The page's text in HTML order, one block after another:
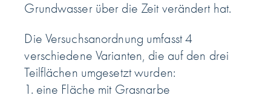
Grundwasser über die Zeit verändert hat.
Die Versuchsanordnung umfasst 4
verschiedene Varianten, die auf den drei
Teilflächen umgesetzt wurden:
1. eine Fläche mit Grasnarbe